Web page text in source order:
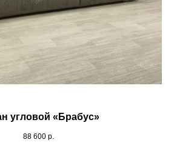
угловой «Брабус»
88 600 р.